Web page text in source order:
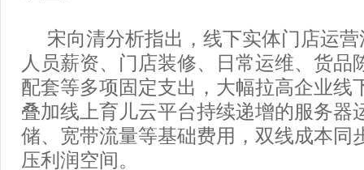
宋向清分析指出，线下实体门店运
人员薪资、门店装修、日常运维、货品
配套等多项固定支出，大幅拉高企业线
叠加线上育儿云平台持续递增的服务器
储、宽带流量等基础费用，双线成本同
压利润空间。